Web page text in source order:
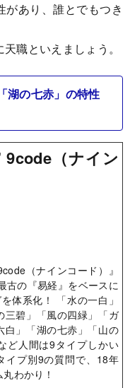
があり、誰とでもつき
職といえましょう。
湖の七赤」の特性
9code（ナイン
（ナインコード）』
古の『易経』をベースに
体系化！ 「水の一白」
三碧」「風の四緑」「ガ
白」「湖の七赤」「山の
ど人間は9タイプしかい
イプ別9の質問で、18年
わかり！